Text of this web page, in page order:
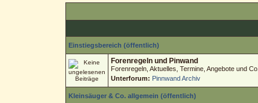
Einstiegsbereich (öffentlich)
Forenregeln und Pinwand
Forenregeln, Aktuelles, Termine, Angebote und Co.
Unterforum: Pinnwand Archiv
Kleinsäuger & Co. allgemein (öffentlich)